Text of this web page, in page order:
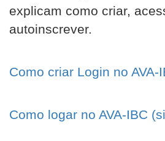
explicam como criar,
autoinscrever.
Como criar Login no AVA-
Como logar no AVA-IBC